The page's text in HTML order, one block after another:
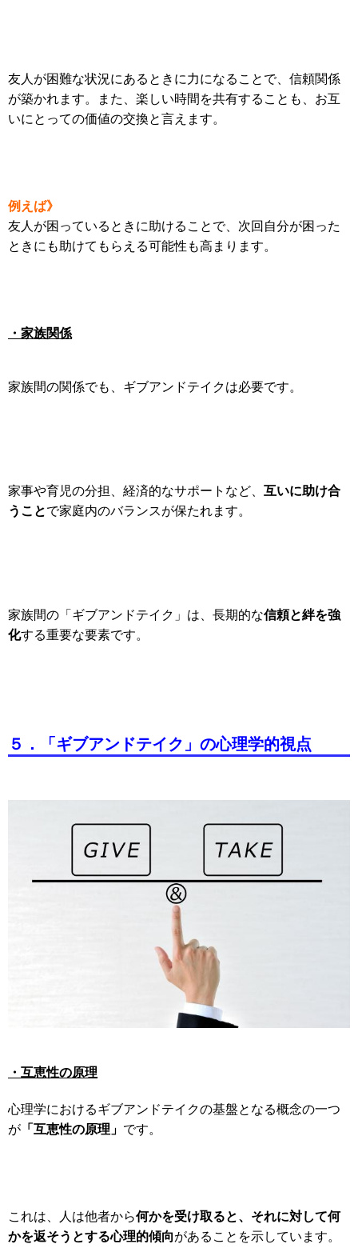
友人が困難な状況にあるときに力になることで、信頼関係
が築かれます。
また、楽しい時間を共有することも、お互
いにとっての価値の交換と言えます。
例えば》
友人が困っているときに助けることで、次回自分が困った
ときにも助けてもらえる可能性も高まります。
・家族関係
家族間の関係でも、ギブアンドテイクは必要です。
家事や育児の分担、経済的なサポートなど、 互いに助け合
うことで家庭内のバランスが保たれます。
家族間の「ギブアンドテイク」は、長期的な信頼と絆を強
化する重要な要素です。
５．「ギブアンドテイク」の心理学的視点
・互恵性の原理
心理学におけるギブアンドテイクの基盤となる概念の一つ
が 「互恵性の原理」 です。
これは、人は他者から何かを受け取ると、それに対して何
かを返そうとする心理的傾向があることを示しています。